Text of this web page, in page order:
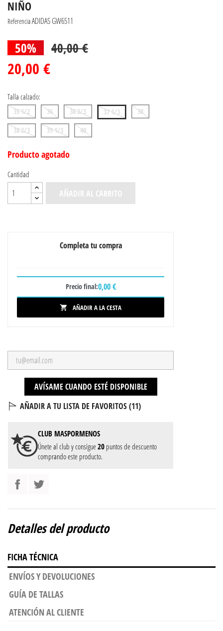
NIÑO
ReferenciaADIDAS GW6511
50% 40,00 €
20,00 €
Talla calzado:
35 1/2 36 36 2/3 37 1/3
38
38 2/3
39 1/3 40
Producto agotado
Cantidad
AÑADIR AL CARRITO
Completa tu compra
Precio final:0,00 €
 AÑADIR A LA CESTA
AVÍSAME CUANDO ESTÉ DISPONIBLE
AÑADIR A TU LISTA DE FAVORITOS (11)
CLUB MASPORMENOS
Únete al club y consigue20 puntos de descuento
comprando este producto.
Detalles del producto
FICHA TÉCNICA
ENVÍOS Y DEVOLUCIONES
GUÍA DE TALLAS
ATENCIÓN AL CLIENTE